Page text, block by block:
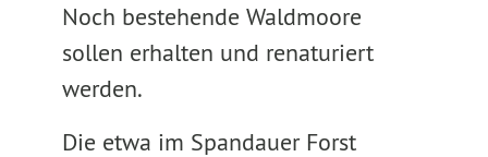
Noch bestehende Waldmoore
sollen erhalten und renaturiert
werden.
Die etwa im Spandauer Forst